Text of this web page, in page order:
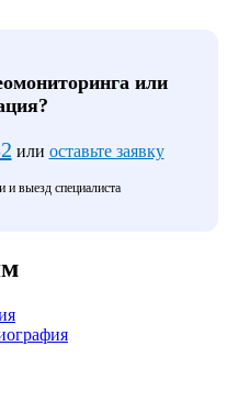
или
или оставьте заявку
и выезд специалиста